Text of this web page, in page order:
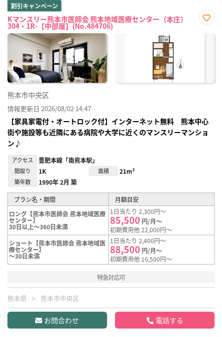
割引キャンペーン
Kマンスリー熊本市医師会 熊本地域医療センター（本庄）
304・1R-【中部屋】(No.484706)
に入
熊本市中央区
情報更新日 2026/08/02 14:47
【家具家電付・オートロック付】インターネット無料 熊本中心
街や施設等も近隣にある病院や大学に近くのマンスリーマンショ
ン♪
アクセス 豊肥本線「南熊本駅」
間取り 1K 面積 21m²
築年数 1990年 2月 築
プラン名・期間
月額目安
ロング【熊本市医師会 熊本地域医療
センター】
30日以上～360日未満
1日当たり 2,300円～
85,500 円/月～
初期費用他 22,000円～
ショート【熊本市医師会 熊本地域医
療センター】
～30日未満
1日当たり 2,400円～
88,500 円/月～
初期費用他 16,500円～
特急対応可
熊本県 熊本市中央区
お問合わせ 電話する